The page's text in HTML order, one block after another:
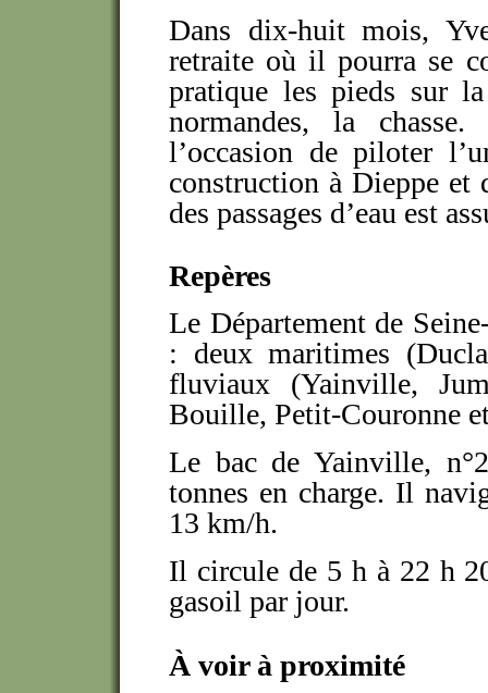
Dans dix-huit mois,
retraite où il pourra se
pratique les pieds sur
normandes, la
l’occasion de piloter
construction à Dieppe et
des passages d’eau est
Repères
Le Département de
: deux maritimes
fluviaux (Yainville,
Bouille, Petit-Couronne
Le bac de Yainville,
tonnes en charge. Il
13 km/h.
Il circule de 5 h à 22 h
gasoil par jour.
À voir à proximité